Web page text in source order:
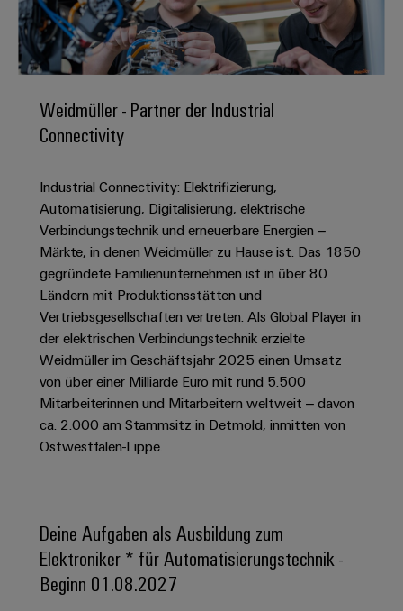
erlebbar
werden.
Datencenter
und
Produkte
für
effizient,
zuverlässig,
skalierbar
Energiespeicher
Lösungen
und
Produkte
Energiespeichersysteme
(ESS)
Energieübertragung
und
-
Sicherheit
für
moderne
Energienetze
Anschlusstechnologie
DC-
u-
OS
Computing
Industrial
5G
Single
Pair
Ethernet
Schaltschrank-
und
Feldebene
Smart
Cabinet
Building
Leiterplattenklemmen
Gehäusesysteme
und
komponenten
und
-
komponenten
Anschlussleitungen,
Patchkabel
und
Kabel
SPS
Systemverkabelung
&
Migrationslösungen
Verteilerboxen
Elektronik
Fast
Delivery
Beratung
und
digitale
Planung
easyConnect
-
Ihre
Industrial
Service
Platform
Connectivity
Consulting
Weidmüller
Configurator
Vertrieb uns
Promotionfahrzeug
Distribution
für
unsere
Partner
Vertrieb
Großhandelssuche
News
Messen
Newsletter
Kundenservice
Webshop
Weidmüller
Zahlen
Fakten
Unser
Nachhaltigkeit
Weidmüller
Academy
People
&
Culture
Compliance
Weidmüller
Welt
|
Kundenmagazin
Länder
Stellen
für
Berufserfahrene
Für
Werkstudententätigkeiten
Praktika
Abschlussarbeiten
Neuanfang
für
Studienabbrecher
Offene
Stellen
für
Für
Schülerinnen
und
Weidmüller - Partner der Industrial
Connectivity
Industrial Connectivity: Elektrifizierung,
Automatisierung, Digitalisierung, elektrische
Verbindungstechnik und erneuerbare Energien –
Märkte, in denen Weidmüller zu Hause ist. Das 1850
gegründete Familienunternehmen ist in über 80
Ländern mit Produktionsstätten und
Vertriebsgesellschaften vertreten. Als Global Player in
der elektrischen Verbindungstechnik erzielte
Weidmüller im Geschäftsjahr 2025 einen Umsatz
von über einer Milliarde Euro mit rund 5.500
Mitarbeiterinnen und Mitarbeitern weltweit – davon
ca. 2.000 am Stammsitz in Detmold, inmitten von
Ostwestfalen-Lippe.
Deine Aufgaben als Ausbildung zum
Elektroniker * für Automatisierungstechnik -
Beginn 01.08.2027